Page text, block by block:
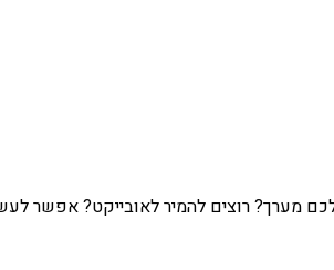
מערך? רוצים להמיר לאובייקט? אפשר